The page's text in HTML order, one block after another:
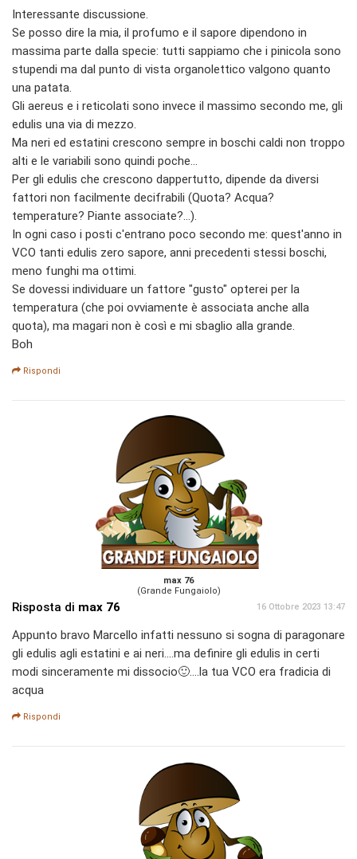
Interessante discussione.
Se posso dire la mia, il profumo e il sapore dipendono in
massima parte dalla specie: tutti sappiamo che i pinicola sono
stupendi ma dal punto di vista organolettico valgono quanto
una patata.
Gli aereus e i reticolati sono invece il massimo secondo me, gli
edulis una via di mezzo.
Ma neri ed estatini crescono sempre in boschi caldi non troppo
alti e le variabili sono quindi poche...
Per gli edulis che crescono dappertutto, dipende da diversi
fattori non facilmente decifrabili (Quota? Acqua?
temperature? Piante associate?...).
In ogni caso i posti c'entrano poco secondo me: quest'anno in
VCO tanti edulis zero sapore, anni precedenti stessi boschi,
meno funghi ma ottimi.
Se dovessi individuare un fattore "gusto" opterei per la
temperatura (che poi ovviamente è associata anche alla
quota), ma magari non è così e mi sbaglio alla grande.
Boh
Rispondi
max 76
(Grande Fungaiolo)
Risposta di max 76 16 Ottobre 2023 13:47
Appunto bravo Marcello infatti nessuno si sogna di paragonare
gli edulis agli estatini e ai neri....ma definire gli edulis in certi
modi sinceramente mi dissocio🙂....la tua VCO era fradicia di
acqua
Rispondi